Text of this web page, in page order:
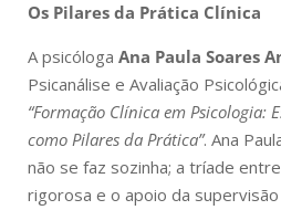
Os Pilares da Prática Clínica
A psicóloga Ana Paula Soares
Psicanálise e Avaliação
“Formação Clínica em Psicologia:
como Pilares da Prática”. Ana
não se faz sozinha; a tríade
rigorosa e o apoio da